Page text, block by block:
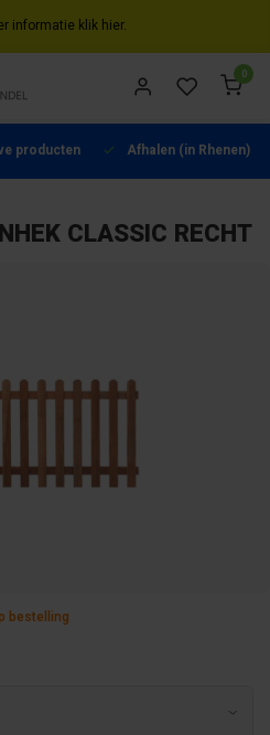
informatie klik hier.
0
producten Afhalen (in Rhenen)
CLASSIC RECHT
bestelling